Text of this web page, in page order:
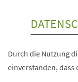
Durch die Nutzung
einverstanden, dass